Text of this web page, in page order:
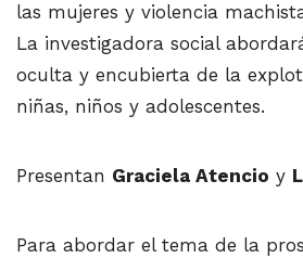
las mujeres y violencia
La investigadora social
oculta y encubierta de la
niñas, niños y adolescentes.
Presentan Graciela Atencio y
Para abordar el tema de la